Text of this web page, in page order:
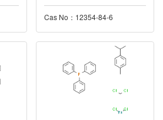
Cas No：12354-84-6